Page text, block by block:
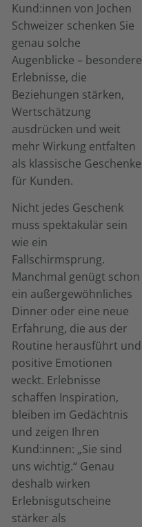
Kund:innen von Jochen
Schweizer schenken Sie
genau solche
Augenblicke – besondere
Erlebnisse, die
Beziehungen stärken,
Wertschätzung
ausdrücken und weit
mehr Wirkung entfalten
als klassische Geschenke
für Kunden.
Nicht jedes Geschenk
muss spektakulär sein
wie ein
Fallschirmsprung.
Manchmal genügt schon
ein außergewöhnliches
Dinner oder eine neue
Erfahrung, die aus der
Routine herausführt und
positive Emotionen
weckt. Erlebnisse
schaffen Inspiration,
bleiben im Gedächtnis
und zeigen Ihren
Kund:innen: „Sie sind
uns wichtig.“ Genau
deshalb wirken
Erlebnisgutscheine
stärker als